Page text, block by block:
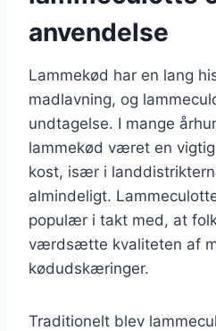
anvendelse
Lammekød har en lang
madlavning, og
undtagelse. I mange
lammekød været en
kost, især i
almindeligt.
populær i takt med, at
værdsætte kvaliteten af
kødudskæringer.
Traditionelt blev